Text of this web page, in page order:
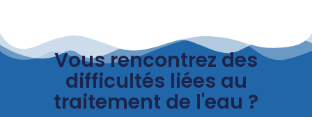
Vous rencontrez des
difficultés liées au
traitement de l'eau ?